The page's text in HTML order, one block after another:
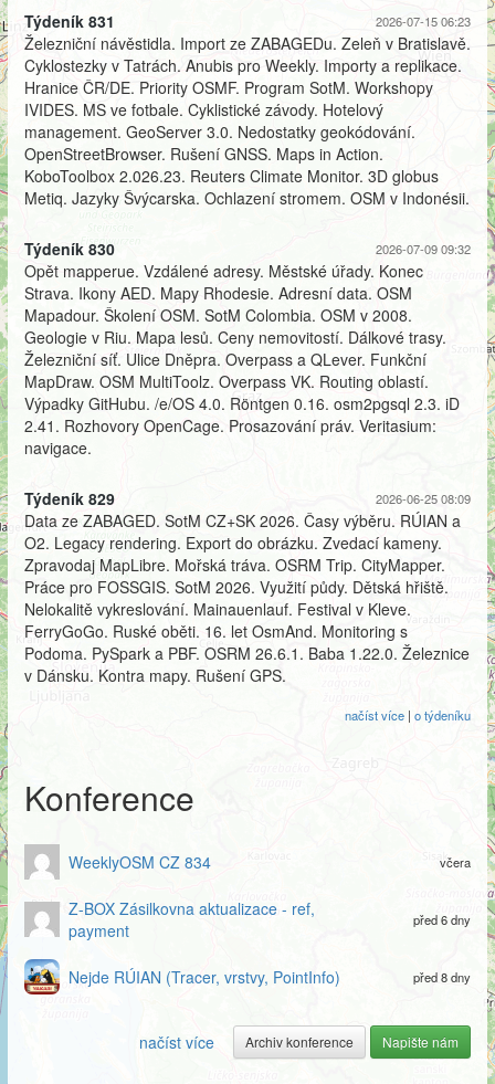
2026-07-15 06:23
Týdeník 831
Železniční návěstidla. Import ze ZABAGEDu. Zeleň v Bratislavě.
Cyklostezky v Tatrách. Anubis pro Weekly. Importy a replikace.
Hranice ČR/DE. Priority OSMF. Program SotM. Workshopy
IVIDES. MS ve fotbale. Cyklistické závody. Hotelový
management. GeoServer 3.0. Nedostatky geokódování.
OpenStreetBrowser. Rušení GNSS. Maps in Action.
KoboToolbox 2.026.23. Reuters Climate Monitor. 3D globus
Metiq. Jazyky Švýcarska. Ochlazení stromem. OSM v Indonésii.
2026-07-09 09:32
Týdeník 830
Opět mapperue. Vzdálené adresy. Městské úřady. Konec
Strava. Ikony AED. Mapy Rhodesie. Adresní data. OSM
Mapadour. Školení OSM. SotM Colombia. OSM v 2008.
Geologie v Riu. Mapa lesů. Ceny nemovitostí. Dálkové trasy.
Železniční síť. Ulice Dněpra. Overpass a QLever. Funkční
MapDraw. OSM MultiToolz. Overpass VK. Routing oblastí.
Výpadky GitHubu. /e/OS 4.0. Röntgen 0.16. osm2pgsql 2.3. iD
2.41. Rozhovory OpenCage. Prosazování práv. Veritasium:
navigace.
2026-06-25 08:09
Týdeník 829
Data ze ZABAGED. SotM CZ+SK 2026. Časy výběru. RÚIAN a
O2. Legacy rendering. Export do obrázku. Zvedací kameny.
Zpravodaj MapLibre. Mořská tráva. OSRM Trip. CityMapper.
Práce pro FOSSGIS. SotM 2026. Využití půdy. Dětská hřiště.
Nelokalitě vykreslování. Mainauenlauf. Festival v Kleve.
FerryGoGo. Ruské oběti. 16. let OsmAnd. Monitoring s
Podoma. PySpark a PBF. OSRM 26.6.1. Baba 1.22.0. Železnice
v Dánsku. Kontra mapy. Rušení GPS.
načíst více | o týdeníku
Konference
WeeklyOSM CZ 834 včera
Z-BOX Zásilkovna aktualizace - ref,
payment
před 6 dny
Nejde RÚIAN (Tracer, vrstvy, PointInfo) před 8 dny
načíst více Archiv konference Napište nám